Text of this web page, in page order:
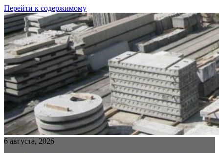
Перейти к содержимому
6 августа, 2026